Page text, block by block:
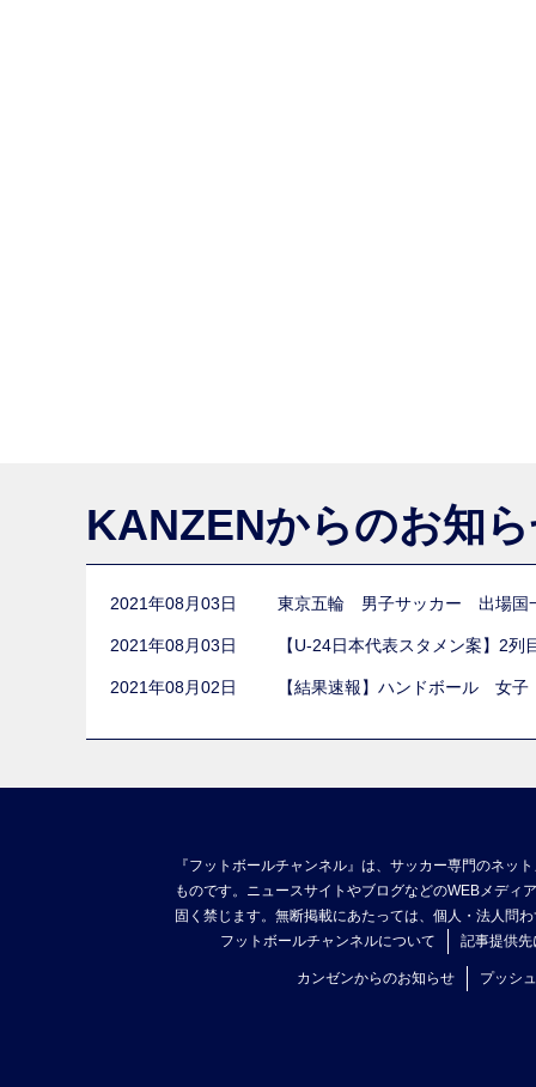
KANZENからのお知
2021年08月03日 東京五輪 男子サッカー 出場国
2021年08月03日 【U-24日本代表スタメン案】2
2021年08月02日 【結果速報】ハンドボール 女
『フットボールチャンネル』は、サッカー専門のネッ
ものです。ニュースサイトやブログなどのWEBメディ
固く禁じます。無断掲載にあたっては、個人・法人問
フットボールチャンネルについて
記事提供先
カンゼンからのお知らせ プッシ